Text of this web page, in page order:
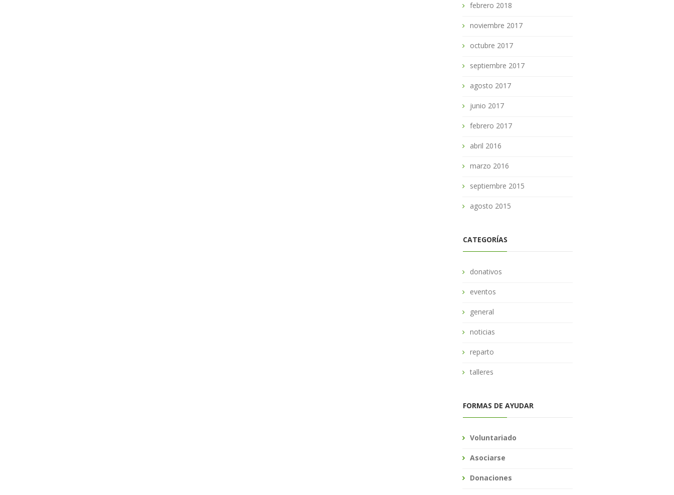
febrero 2018
noviembre 2017
octubre 2017
septiembre 2017
agosto 2017
junio 2017
febrero 2017
abril 2016
marzo 2016
septiembre 2015
agosto 2015
CATEGORÍAS
donativos
eventos
general
noticias
reparto
talleres
FORMAS DE AYUDAR
Voluntariado
Asociarse
Donaciones